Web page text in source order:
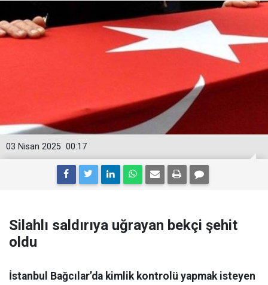
00:17
03 Nisan 2025
Silahlı saldırıya uğrayan bekçi şehit
oldu
İstanbul Bağcılar’da kimlik kontrolü yapmak isteyen